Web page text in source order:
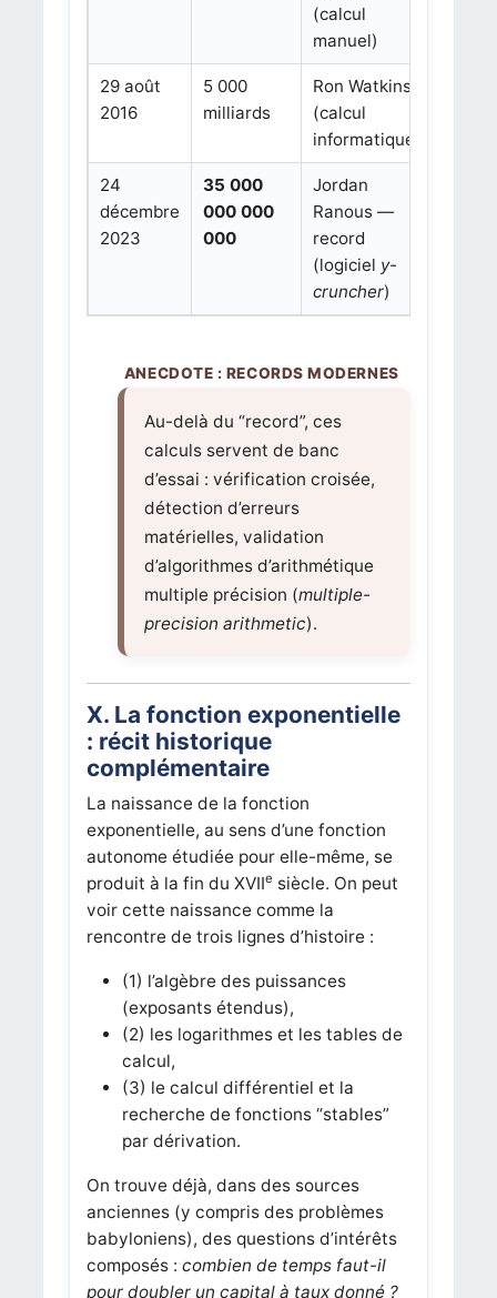
(calcul
manuel)
29 août
2016
5 000
milliards
Ron Watkins
(calcul
informatique)
24
décembre
2023
35 000
000 000
000
Jordan
Ranous —
record
(logiciel y-
cruncher)
Au-delà du “record”, ces
calculs servent de banc
d’essai : vérification croisée,
détection d’erreurs
matérielles, validation
d’algorithmes d’arithmétique
multiple précision (multiple-
precision arithmetic).
X. La fonction exponentielle
: récit historique
complémentaire
La naissance de la fonction
exponentielle, au sens d’une fonction
autonome étudiée pour elle-même, se
produit à la fin du XVIIe siècle. On peut
voir cette naissance comme la
rencontre de trois lignes d’histoire :
(1) l’algèbre des puissances
(exposants étendus),
(2) les logarithmes et les tables de
calcul,
(3) le calcul différentiel et la
recherche de fonctions “stables”
par dérivation.
On trouve déjà, dans des sources
anciennes (y compris des problèmes
babyloniens), des questions d’intérêts
composés : combien de temps faut-il
pour doubler un capital à taux donné ?